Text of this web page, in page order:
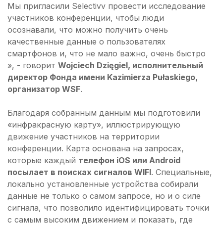
Мы пригласили Selectivv провести исследование
участников конференции, чтобы люди
осознавали, что можно получить очень
качественные данные о пользователях
смартфонов и, что не мало важно, очень быстро
», - говорит Wojciech Dzięgiel, исполнительный
директор Фонда имени Kazimierza Pułaskiego,
организатор WSF.
Благодаря собранным данным мы подготовили
«инфракрасную карту», иллюстрирующую
движение участников на территории
конференции. Карта основана на запросах,
которые каждый телефон iOS или Android
посылает в поисках сигналов WIFI. Специальные,
локально установленные устройства собирали
данные не только о самом запросе, но и о силе
сигнала, что позволило идентифицировать точки
с самым высоким движением и показать, где